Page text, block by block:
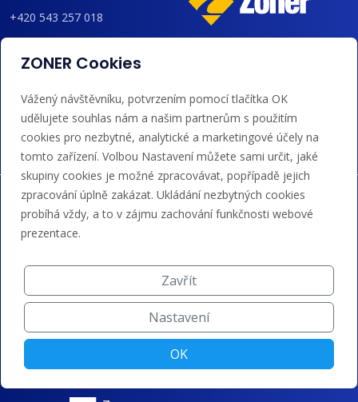
+420 543 257 018
Akceptujeme platby kartou, Google/Apple Pay,
bankovním převodem a kreditem.
ZONER Cookies
Vážený návštěvníku, potvrzením pomocí tlačítka OK
udělujete souhlas nám a našim partnerům s použitím
cookies pro nezbytné, analytické a marketingové účely na
tomto zařízení. Volbou Nastavení můžete sami určit, jaké
skupiny cookies je možné zpracovávat, popřípadě jejich
zpracování úplně zakázat. Ukládání nezbytných cookies
probíhá vždy, a to v zájmu zachování funkčnosti webové
prezentace.
Zavřít
Nastavení
OK